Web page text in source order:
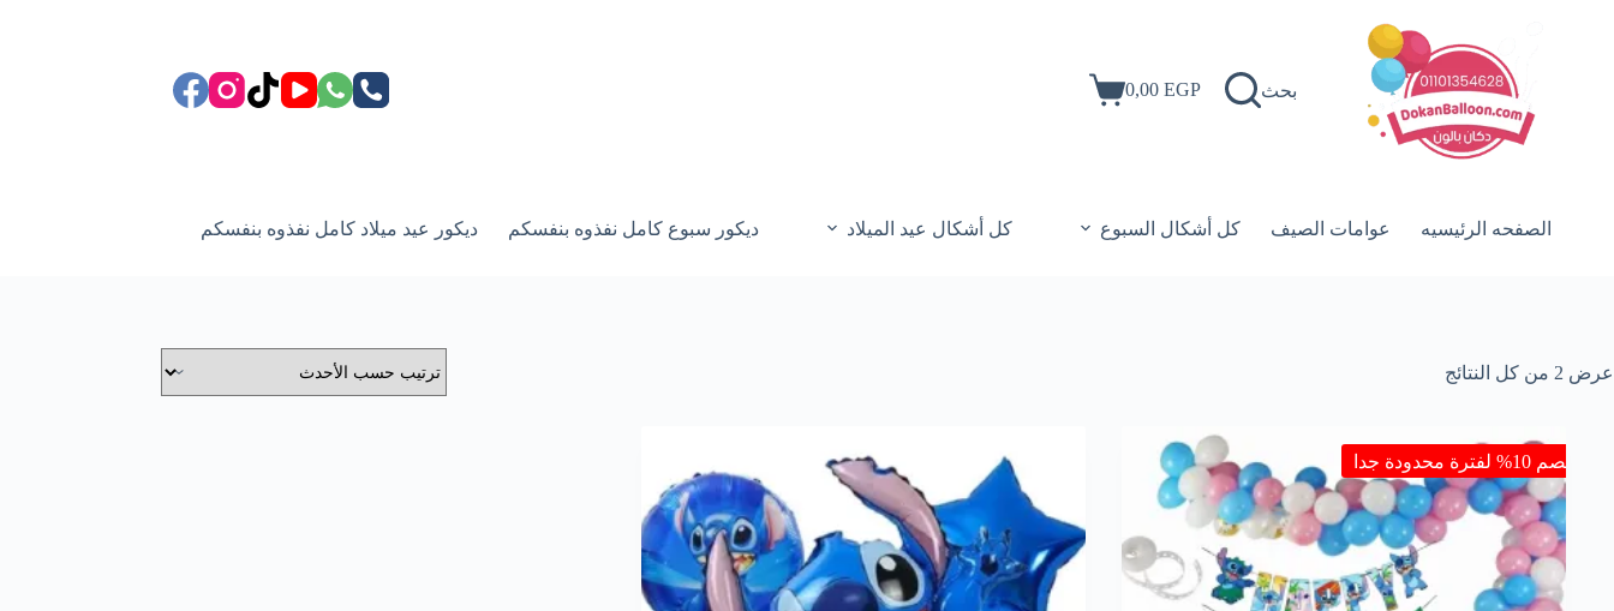
بحث
عربة
0,00 EGP
الصفحه الرئيسيه عوامات الصيف كل أشكال السبوع كل أشكال عيد الميلاد ديكور سبوع كامل نفذوه بنفسكم ديكور عيد ميلاد كامل نفذوه بنفسكم
عرض ⁦2⁩ من كل النتائج
الأحدث
خصم 10% لفترة محدودة جدا